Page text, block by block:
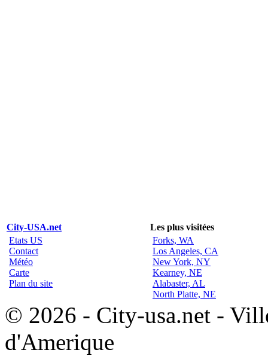
City-USA.net
Les plus visitées
Etats US
Contact
Météo
Carte
Plan du site
Forks, WA
Los Angeles, CA
New York, NY
Kearney, NE
Alabaster, AL
North Platte, NE
© 2026 - City-usa.net -
d'Amerique